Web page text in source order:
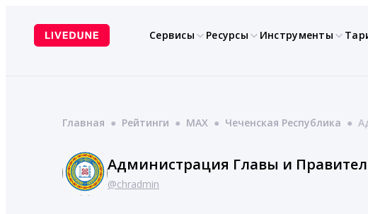
содержимому
Сервисы Ресурсы Инструменты
Главная ● Рейтинги ● MAX ● Чеченская Республика ●
Администрация Главы и
@chradmin